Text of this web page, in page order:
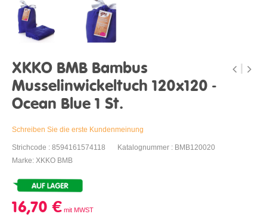
XKKO BMB Bambus
Musselinwickeltuch 120x120 -
Ocean Blue 1 St.
Schreiben Sie die erste Kundenmeinung
Strichcode : 8594161574118
Katalognummer : BMB120020
Marke: XKKO BMB
16,70 €